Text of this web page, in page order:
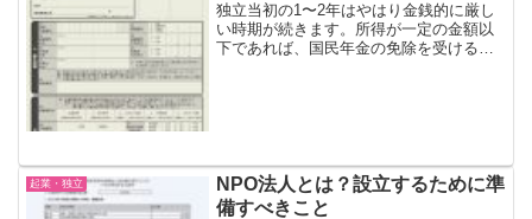
独立当初の1〜2年はやはり金銭的に厳し
い時期が続きます。所得が一定の金額以
下であれば、国民年金の免除を受けるこ
起業・独立
NPO法人とは？設立するために準
備すべきこと